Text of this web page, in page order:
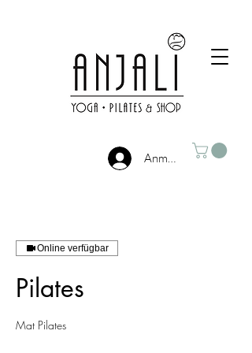
Anmelden
Online verfügbar
Pilates
Mat Pilates